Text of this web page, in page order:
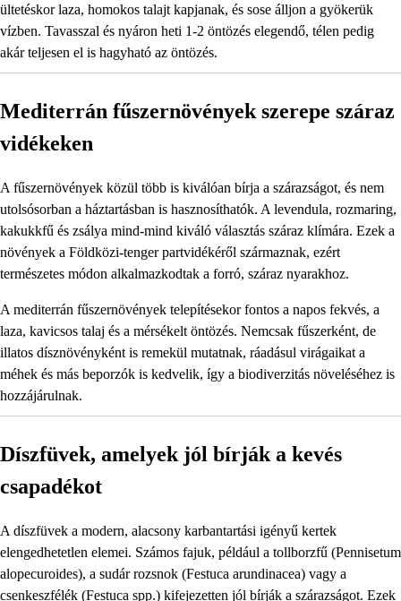
ültetéskor laza, homokos talajt kapjanak, és sose álljon a gyökerük
vízben. Tavasszal és nyáron heti 1-2 öntözés elegendő, télen pedig
akár teljesen el is hagyható az öntözés.
Mediterrán fűszernövények szerepe száraz
vidékeken
A fűszernövények közül több is kiválóan bírja a szárazságot, és nem
utolsósorban a háztartásban is hasznosíthatók. A levendula, rozmaring,
kakukkfű és zsálya mind-mind kiváló választás száraz klímára. Ezek a
növények a Földközi-tenger partvidékéről származnak, ezért
természetes módon alkalmazkodtak a forró, száraz nyarakhoz.
A mediterrán fűszernövények telepítésekor fontos a napos fekvés, a
laza, kavicsos talaj és a mérsékelt öntözés. Nemcsak fűszerként, de
illatos dísznövényként is remekül mutatnak, ráadásul virágaikat a
méhek és más beporzók is kedvelik, így a biodiverzitás növeléséhez is
hozzájárulnak.
Díszfüvek, amelyek jól bírják a kevés
csapadékot
A díszfüvek a modern, alacsony karbantartási igényű kertek
elengedhetetlen elemei. Számos fajuk, például a tollborzfű (Pennisetum
alopecuroides), a sudár rozsnok (Festuca arundinacea) vagy a
csenkeszfélék (Festuca spp.) kifejezetten jól bírják a szárazságot. Ezek